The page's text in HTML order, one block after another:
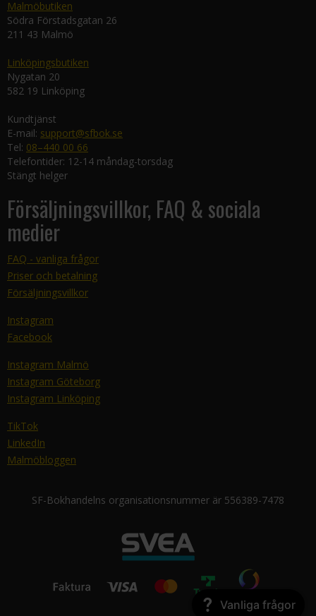
Malmöbutiken
Södra Förstadsgatan 26
211 43 Malmö
Linköpingsbutiken
Nygatan 20
582 19 Linköping
Kundtjänst
E-mail: support@sfbok.se
Tel: 08–440 00 66
Telefontider: 12-14 måndag-torsdag
Stängt helger
Försäljningsvillkor, FAQ & sociala
medier
FAQ - vanliga frågor
Priser och betalning
Försäljningsvillkor
Instagram
Facebook
Instagram Malmö
Instagram Göteborg
Instagram Linköping
TikTok
LinkedIn
Malmöbloggen
SF-Bokhandelns organisationsnummer är 556389-7478
Vanliga frågor